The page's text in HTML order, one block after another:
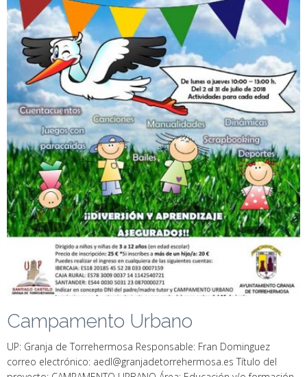
Campamento Urbano
UP: Granja de Torrehermosa Responsable: Fran Dominguez
correo electrónico: aedl@granjadetorrehermosa.es Título del